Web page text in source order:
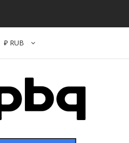
₽ RUB